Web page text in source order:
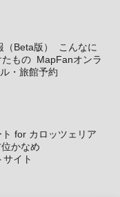
Beta版）
こんなに
もの MapFanオンラ
・旅館予約
for カロッツェリア
かなめ
サイト